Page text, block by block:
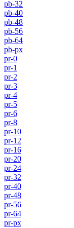
pb-32
pb-40
pb-48
pb-56
pb-64
pb-px
pr-0
pr-1
pr-2
pr-3
pr-4
pr-5
pr-6
pr-8
pr-10
pr-12
pr-16
pr-20
pr-24
pr-32
pr-40
pr-48
pr-56
pr-64
pr-px